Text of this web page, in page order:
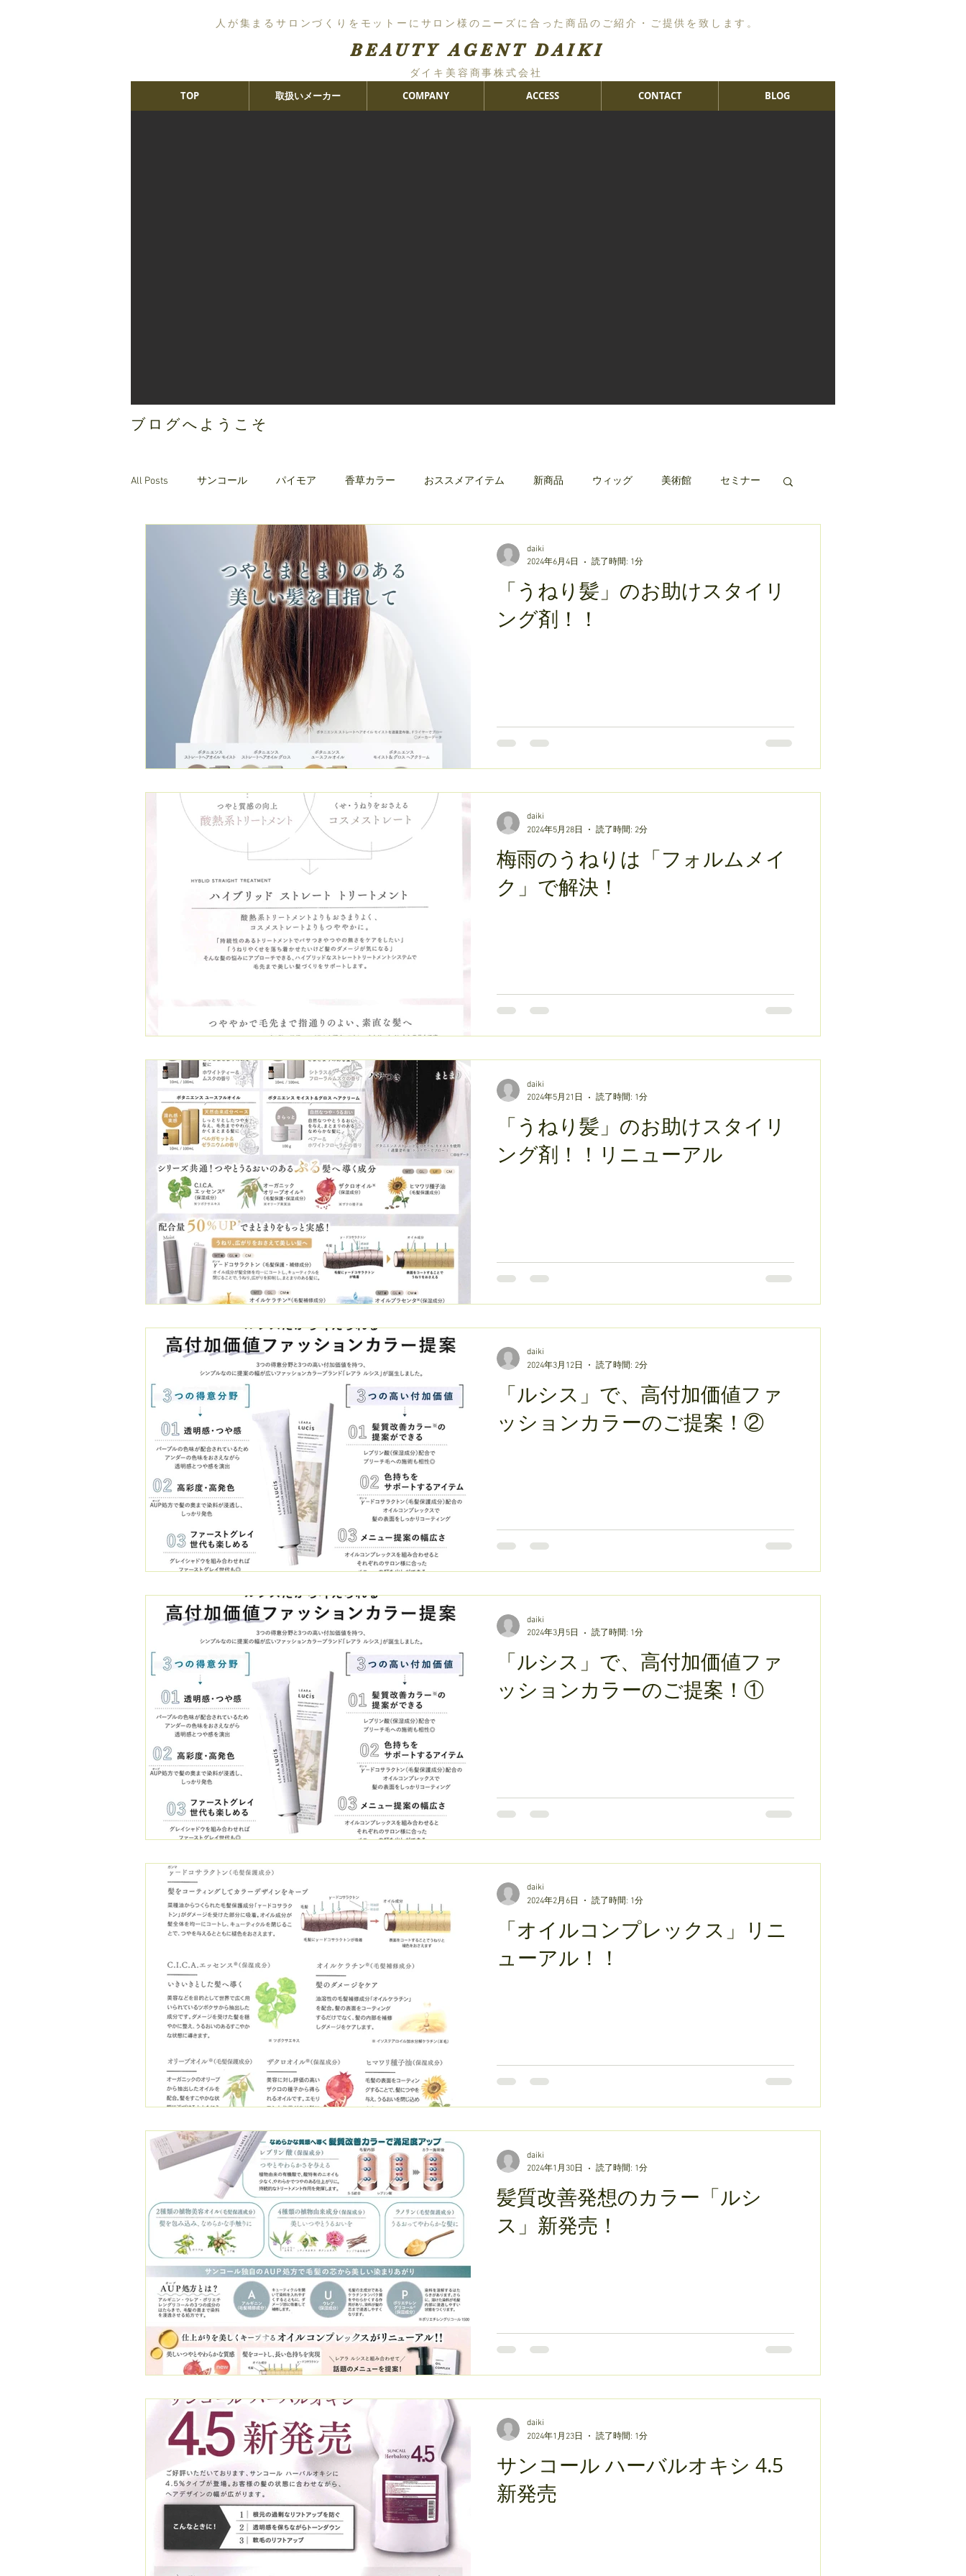
人が集まるサロンづくりをモットーにサロン様のニーズに合った商品のご紹介・ご提供を致します。
BEAUTY AGENT DAIKI
TOP 取扱いメーカー COMPANY ACCESS CONTACT BLOG
ダイキ美容商事株式会社
ブログへようこそ
All Posts サンコール パイモア 香草カラー おススメアイテム 新商品 ウィッグ 美術館 セミナー
オリジナルヘアケア クリレージュ
「うねり髪」のお助けスタイリ
ング剤！！
daiki
2024年6月4日
読了時間: 1分
梅雨のうねりは「フォルムメイ
ク」で解決！
daiki
2024年5月28日
読了時間: 2分
「うねり髪」のお助けスタイリ
ング剤！！リニューアル
daiki
2024年5月21日
読了時間: 1分
「ルシス」で、高付加価値ファ
ッションカラーのご提案！②
daiki
2024年3月12日
読了時間: 2分
「ルシス」で、高付加価値ファ
ッションカラーのご提案！①
daiki
2024年3月5日
読了時間: 1分
「オイルコンプレックス」リニ
ューアル！！
daiki
2024年2月6日
読了時間: 1分
髪質改善発想のカラー「ルシ
ス」新発売！
daiki
2024年1月30日
読了時間: 1分
サンコール ハーバルオキシ 4.5
新発売
daiki
2024年1月23日
読了時間: 1分